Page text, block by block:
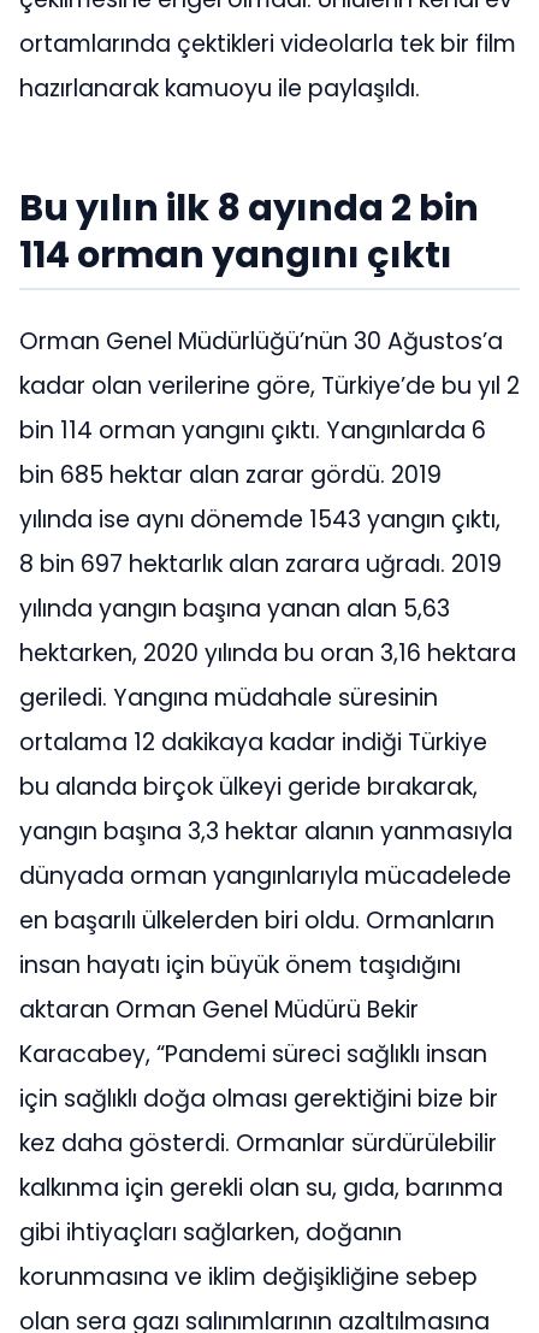
ortamlarında çektikleri videolarla tek bir film
hazırlanarak kamuoyu ile paylaşıldı.
Bu yılın ilk 8 ayında 2 bin
114 orman yangını çıktı
Orman Genel Müdürlüğü’nün 30 Ağustos’a
kadar olan verilerine göre, Türkiye’de bu yıl 2
bin 114 orman yangını çıktı. Yangınlarda 6
bin 685 hektar alan zarar gördü. 2019
yılında ise aynı dönemde 1543 yangın çıktı,
8 bin 697 hektarlık alan zarara uğradı. 2019
yılında yangın başına yanan alan 5,63
hektarken, 2020 yılında bu oran 3,16 hektara
geriledi. Yangına müdahale süresinin
ortalama 12 dakikaya kadar indiği Türkiye
bu alanda birçok ülkeyi geride bırakarak,
yangın başına 3,3 hektar alanın yanmasıyla
dünyada orman yangınlarıyla mücadelede
en başarılı ülkelerden biri oldu. Ormanların
insan hayatı için büyük önem taşıdığını
aktaran Orman Genel Müdürü Bekir
Karacabey, “Pandemi süreci sağlıklı insan
için sağlıklı doğa olması gerektiğini bize bir
kez daha gösterdi. Ormanlar sürdürülebilir
kalkınma için gerekli olan su, gıda, barınma
gibi ihtiyaçları sağlarken, doğanın
korunmasına ve iklim değişikliğine sebep
olan sera gazı salınımlarının azaltılmasına